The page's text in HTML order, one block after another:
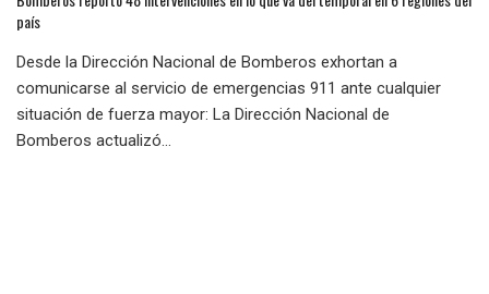
país
Desde la Dirección Nacional de Bomberos exhortan a
comunicarse al servicio de emergencias 911 ante cualquier
situación de fuerza mayor: La Dirección Nacional de
Bomberos actualizó...